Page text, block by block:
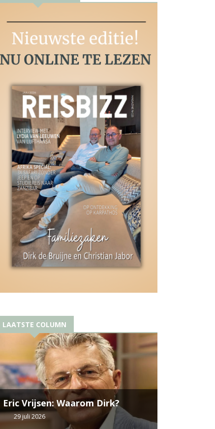
LAATSTE COLUMN
Eric Vrijsen: Waarom Dirk?
29 juli 2026